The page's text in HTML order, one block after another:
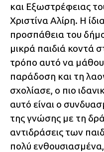
και Εξωστρέφειας
Χριστίνα Αλίρη. Η
προσπάθεια του
μικρά παιδιά κοντά
τρόπο αυτό να
παράδοση και τη
σχολίασε, ο πιο
αυτό είναι ο
της γνώσης με τη
αντιδράσεις των
πολύ